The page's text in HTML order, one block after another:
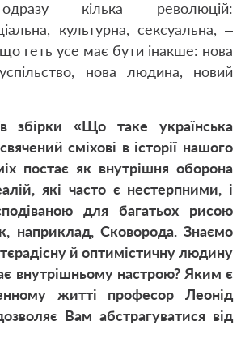
кілька революцій:
культурна, сексуальна, –
геть усе має бути інакше: нова
нова людина, новий
збірки «Що таке українська
сміхові в історії нашого
постає як внутрішня оборона
які часто є нестерпними, і
для багатьох рисою
наприклад, Сковорода. Знаємо
й оптимістичну людину
внутрішньому настрою? Яким є
житті професор Леонід
Вам абстрагуватися від